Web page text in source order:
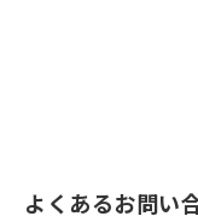
よくあるお問い